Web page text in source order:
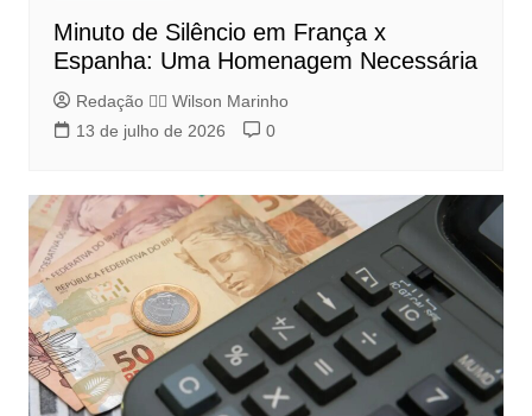
Minuto de Silêncio em França x
Espanha: Uma Homenagem Necessária
Redação 👨‍⚖️​ Wilson Marinho
13 de julho de 2026
0